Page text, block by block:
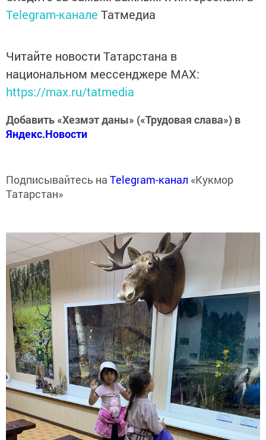
Telegram-канале Татмедиа
Читайте новости Татарстана в
национальном мессенджере MАХ:
https://max.ru/tatmedia
Добавить «Хезмэт даны» («Трудовая слава») в
Яндекс.Новости
Подписывайтесь на Telegram-канал «Кукмор
Татарстан»